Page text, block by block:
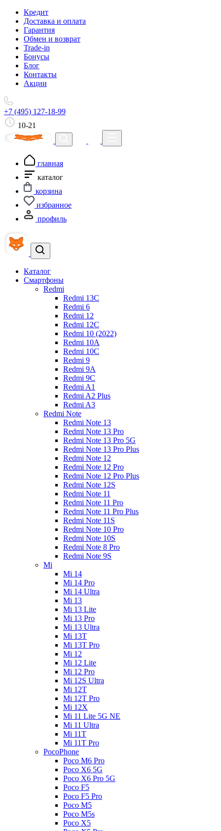
Кредит
Доставка и оплата
Гарантия
Обмен и возврат
Trade-in
Бонусы
Блог
Контакты
Акции
+7 (495) 127-18-99
10-21
главная
каталог
корзина
избранное
профиль
Каталог
Смартфоны
Redmi
Redmi 13C
Redmi 6
Redmi 12
Redmi 12C
Redmi 10 (2022)
Redmi 10A
Redmi 10C
Redmi 9
Redmi 9A
Redmi 9C
Redmi A1
Redmi A2 Plus
Redmi A3
Redmi Note
Redmi Note 13
Redmi Note 13 Pro
Redmi Note 13 Pro 5G
Redmi Note 13 Pro Plus
Redmi Note 12
Redmi Note 12 Pro
Redmi Note 12 Pro Plus
Redmi Note 12S
Redmi Note 11
Redmi Note 11 Pro
Redmi Note 11 Pro Plus
Redmi Note 11S
Redmi Note 10 Pro
Redmi Note 10S
Redmi Note 8 Pro
Redmi Note 9S
Mi
Mi 14
Mi 14 Pro
Mi 14 Ultra
Mi 13
Mi 13 Lite
Mi 13 Pro
Mi 13 Ultra
Mi 13T
Mi 13T Pro
Mi 12
Mi 12 Lite
Mi 12 Pro
Mi 12S Ultra
Mi 12T
Mi 12T Pro
Mi 12X
Mi 11 Lite 5G NE
Mi 11 Ultra
Mi 11T
Mi 11T Pro
PocoPhone
Poco M6 Pro
Poco X6 5G
Poco X6 Pro 5G
Poco F5
Poco F5 Pro
Poco M5
Poco M5s
Poco X5